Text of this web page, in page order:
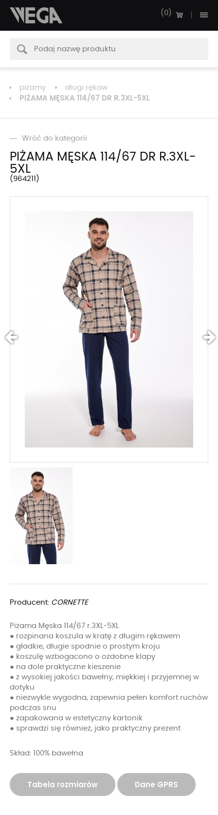
0
piżamy długi rękaw
PIŻAMA MĘSKA 114/67 DR R.3XL-5XL
Wróć do kategorii
PIŻAMA MĘSKA 114/67 DR R.3XL-
5XL
964211
Producent: CORNETTE
Piżama Męska 114/67 r.3XL-5XL
● rozpinana koszula w kratę z długim rękawem
● gładkie, długie spodnie o prostym kroju
● koszulę wzbogacono o ozdobne klapy
● na dole praktyczne kieszenie
● z wysokiej jakości bawełny, miękkiej i przyjemnej w
dotyku
● niezwykle wygodna, zapewnia pełen komfort ruchów
podczas snu
● zapakowana w estetyczny kartonik
● sprawdzi się również, jako praktyczny prezent
Skład: 100% bawełna
Tabela rozmiarów Dane GPRS